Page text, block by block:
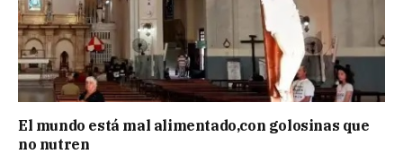
El mundo está mal alimentado,con golosinas que
no nutren